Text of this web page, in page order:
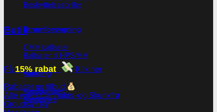
Beskyttelsesbriller
Strømforsygning
CMH ballaster
Ballaster til HPS/MH
Vanding
Vandpumper
Vandtanke
Butik
Få 15% rabat Klik her
Rabatter og tilbud
Alle vores Cannabis -og Skunkfrø
Groudstyr